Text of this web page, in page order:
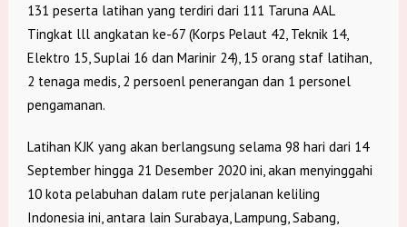
131 peserta latihan yang terdiri dari 111 Taruna AAL
Tingkat lll angkatan ke-67 (Korps Pelaut 42, Teknik 14,
Elektro 15, Suplai 16 dan Marinir 24), 15 orang staf latihan,
2 tenaga medis, 2 persoenl penerangan dan 1 personel
pengamanan.
Latihan KJK yang akan berlangsung selama 98 hari dari 14
September hingga 21 Desember 2020 ini, akan menyinggahi
10 kota pelabuhan dalam rute perjalanan keliling
Indonesia ini, antara lain Surabaya, Lampung, Sabang,